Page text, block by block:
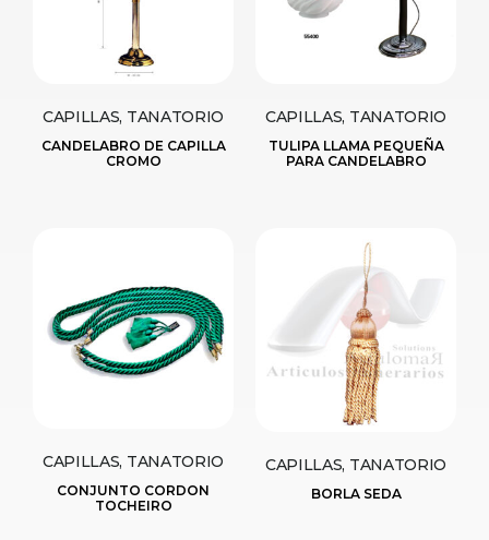
CAPILLAS, TANATORIO
CANDELABRO DE CAPILLA
CROMO
CAPILLAS, TANATORIO
TULIPA LLAMA PEQUEÑA
PARA CANDELABRO
CAPILLAS, TANATORIO
CONJUNTO CORDON
TOCHEIRO
CAPILLAS, TANATORIO
BORLA SEDA